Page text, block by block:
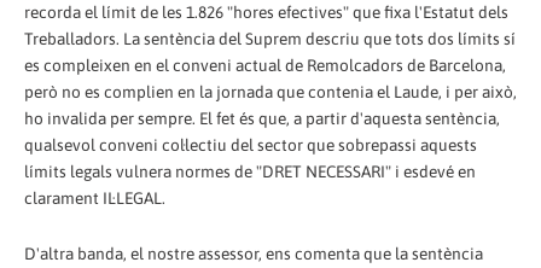
recorda el límit de les 1.826 "hores efectives" que fixa l'Estatut dels
Treballadors. La sentència del Suprem descriu que tots dos límits sí
es compleixen en el conveni actual de Remolcadors de Barcelona,
però no es complien en la jornada que contenia el Laude, i per això,
ho invalida per sempre. El fet és que, a partir d'aquesta sentència,
qualsevol conveni col·lectiu del sector que sobrepassi aquests
límits legals vulnera normes de "DRET NECESSARI" i esdevé en
clarament IL·LEGAL.
D'altra banda, el nostre assessor, ens comenta que la sentència